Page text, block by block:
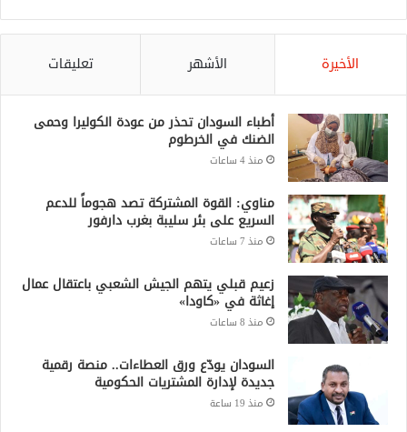
الأخيرة الأشهر تعليقات
أطباء السودان تحذر من عودة الكوليرا وحمى
الضنك في الخرطوم
منذ 4 ساعات
مناوي: القوة المشتركة تصد هجوماً للدعم
السريع على بئر سليبة بغرب دارفور
منذ 7 ساعات
زعيم قبلي يتهم الجيش الشعبي باعتقال عمال
إغاثة في «كاودا»
منذ 8 ساعات
السودان يودّع ورق العطاءات.. منصة رقمية
جديدة لإدارة المشتريات الحكومية
منذ 19 ساعة